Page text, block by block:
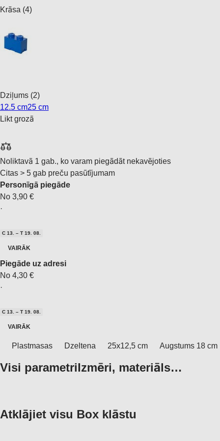
Krāsa (4)
Dziļums (2)
12.5 cm25 cm
Likt grozā
Noliktavā 1 gab., ko varam piegādāt nekavējoties
Citas > 5 gab preču pasūtījumam
Personīgā piegāde
No 3,90 €
·
C 13. – T 19. 08.
VAIRĀK
Piegāde uz adresi
No 4,30 €
·
C 13. – T 19. 08.
VAIRĀK
Plastmasas Dzeltena 25x12,5 cm Augstums 18 cm
Visi parametriIzmēri, materiāls…
Atklājiet visu Box klāstu